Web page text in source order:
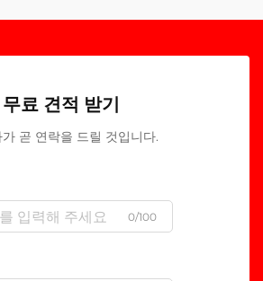
무료 견적 받기
곧 연락을 드릴 것입니다.
0/100